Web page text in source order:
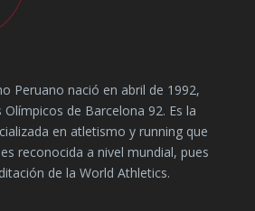
Peruano nació en abril de 1992,
de Barcelona 92. Es la
en atletismo y running que
reconocida a nivel mundial, pues
de la World Athletics.